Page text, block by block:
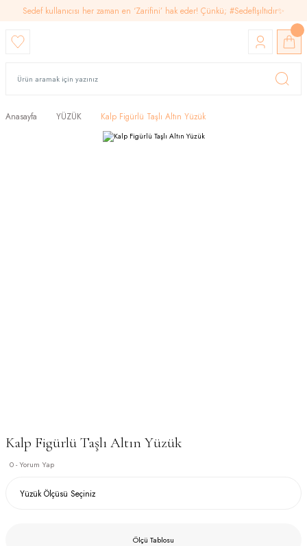
Sedef kullanıcısı her zaman en ‘Zarifini’ hak eder! Çünkü; #SedefIşıltıdır✨
Anasayfa YÜZÜK Kalp Figürlü Taşlı Altın Yüzük
Kalp Figürlü Taşlı Altın Yüzük
0 - Yorum Yap
Ölçü Tablosu